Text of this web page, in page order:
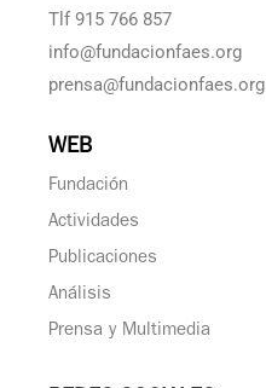
Tlf 915 766 857
info@fundacionfaes.org
prensa@fundacionfaes.org
WEB
Fundación
Actividades
Publicaciones
Análisis
Prensa y Multimedia